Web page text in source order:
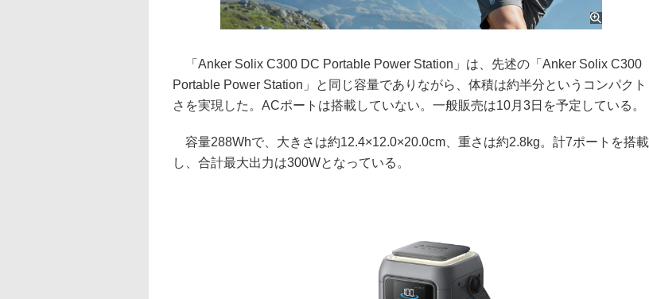
「Anker Solix C300 DC Portable Power Station」は、先述の「Anker Solix C300
Portable Power Station」と同じ容量でありながら、体積は約半分というコンパクト
さを実現した。ACポートは搭載していない。一般販売は10月3日を予定している。
容量288Whで、大きさは約12.4×12.0×20.0cm、重さは約2.8kg。計7ポートを搭載
し、合計最大出力は300Wとなっている。